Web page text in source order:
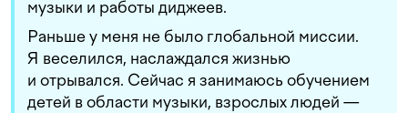
музыки и работы диджеев.
Раньше у меня не было глобальной миссии.
Я веселился, наслаждался жизнью
и отрывался. Сейчас я занимаюсь обучением
детей в области музыки, взрослых людей —